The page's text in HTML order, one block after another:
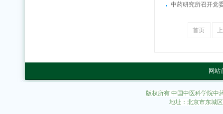
中药研究所召开党
首页
网站
版权所有 中国中医科学院中
地址：北京市东城